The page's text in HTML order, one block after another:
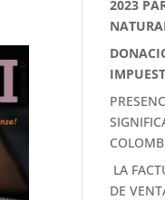
2023
LA
DE